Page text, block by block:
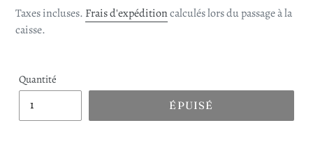
normal
Taxes incluses. Frais d'expéditioncalculés lors du passage à la
caisse.
Quantité
ÉPUISÉ